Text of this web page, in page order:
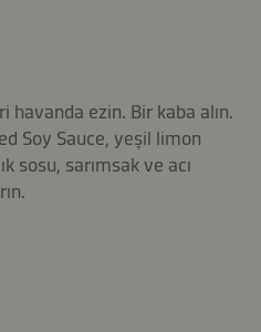
havanda ezin. Bir kaba alın.
Soy Sauce, yeşil limon
sosu, sarımsak ve acı